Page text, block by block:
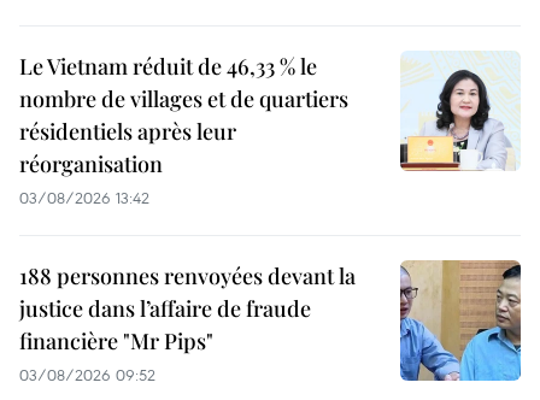
Le Vietnam réduit de 46,33 % le
nombre de villages et de quartiers
résidentiels après leur
réorganisation
03/08/2026 13:42
188 personnes renvoyées devant la
justice dans l’affaire de fraude
financière "Mr Pips"
03/08/2026 09:52